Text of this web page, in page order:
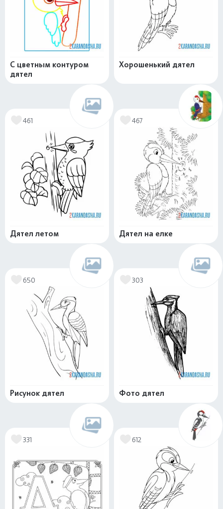
С цветным контуром
дятел
Хорошенький дятел
461
Дятел летом
467
Дятел на елке
650
Рисунок дятел
303
Фото дятел
331 612